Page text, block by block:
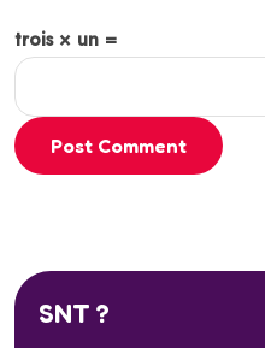
trois × un =
Post Comment
SNT ?